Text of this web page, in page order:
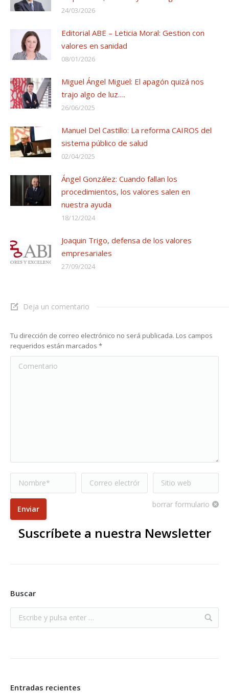
24/03/2026
Editorial ABE – Leticia Moral: Gestion con
valores en sanidad
08/01/2026
Miguel Ángel Miguel: El apagón quizá nos
trajo algo de luz….
26/06/2025
Manuel Del Castillo: La reforma CAIROS del
sistema público de salud
02/04/2025
Ángel González: Cuando fallan los
procedimientos, los valores salen en
nuestra ayuda
18/12/2024
Joaquin Trigo, defensa de los valores
empresariales
27/09/2024
Deja un comentario
Tu dirección de correo electrónico no será publicada. Los campos
requeridos están marcados *
Comentario
Nombre *
Correo electrónico
*
Sitio web
borrar formulario
Enviar
Suscríbete a nuestra Newsletter
Buscar
Entradas recientes